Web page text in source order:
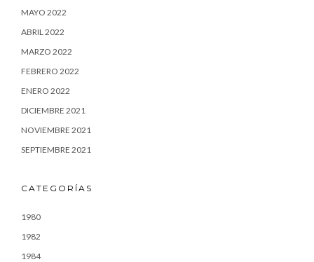
MAYO 2022
ABRIL 2022
MARZO 2022
FEBRERO 2022
ENERO 2022
DICIEMBRE 2021
NOVIEMBRE 2021
SEPTIEMBRE 2021
CATEGORÍAS
1980
1982
1984